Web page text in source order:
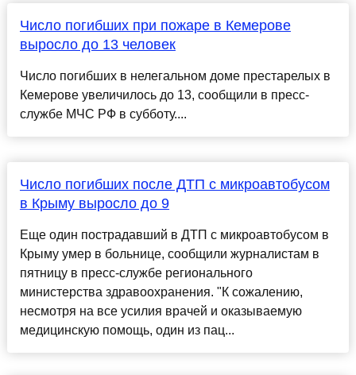
Число погибших при пожаре в Кемерове
выросло до 13 человек
Число погибших в нелегальном доме престарелых в
Кемерове увеличилось до 13, сообщили в пресс-
службе МЧС РФ в субботу....
Число погибших после ДТП с микроавтобусом
в Крыму выросло до 9
Еще один пострадавший в ДТП с микроавтобусом в
Крыму умер в больнице, сообщили журналистам в
пятницу в пресс-службе регионального
министерства здравоохранения. "К сожалению,
несмотря на все усилия врачей и оказываемую
медицинскую помощь, один из пац...